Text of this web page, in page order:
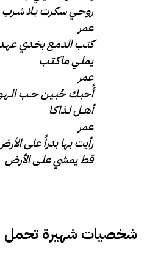
روحـي سكـرت بـلا شـرب
عمر
كتـب الدمـع بخـدي
يملـي ماكـتـب
عمر
أُحبـك حُبـيـن حــب
أهــل لـذاكـا
عمر
رأيت بها بدراً على
قط يمشي علـى الأرض
شخصيات شهيرة تحمل